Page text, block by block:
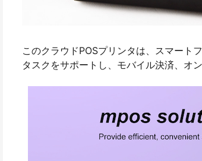
このクラウドPOSプリンタは、スマート
タスクをサポートし、モバイル決済、オ